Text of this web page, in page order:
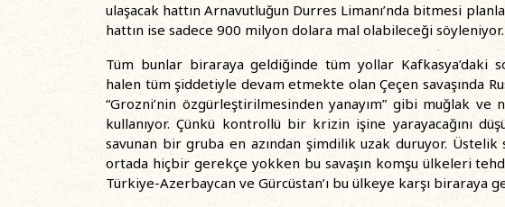
ulaşacak hattın Arnavutluğun Durres Limanı’nda bitmesi
hattın ise sadece 900 milyon dolara mal olabileceği söyleniyor.
Tüm bunlar biraraya geldiğinde tüm yollar Kafkasya’daki
halen tüm şiddetiyle devam etmekte olan Çeçen savaşında
“Grozni’nin özgürleştirilmesinden yanayım” gibi muğlak
kullanıyor. Çünkü kontrollü bir krizin işine yarayacağını
savunan bir gruba en azından şimdilik uzak duruyor. Üstelik
ortada hiçbir gerekçe yokken bu savaşın komşu ülkeleri
Türkiye-Azerbaycan ve Gürcüstan’ı bu ülkeye karşı biraraya